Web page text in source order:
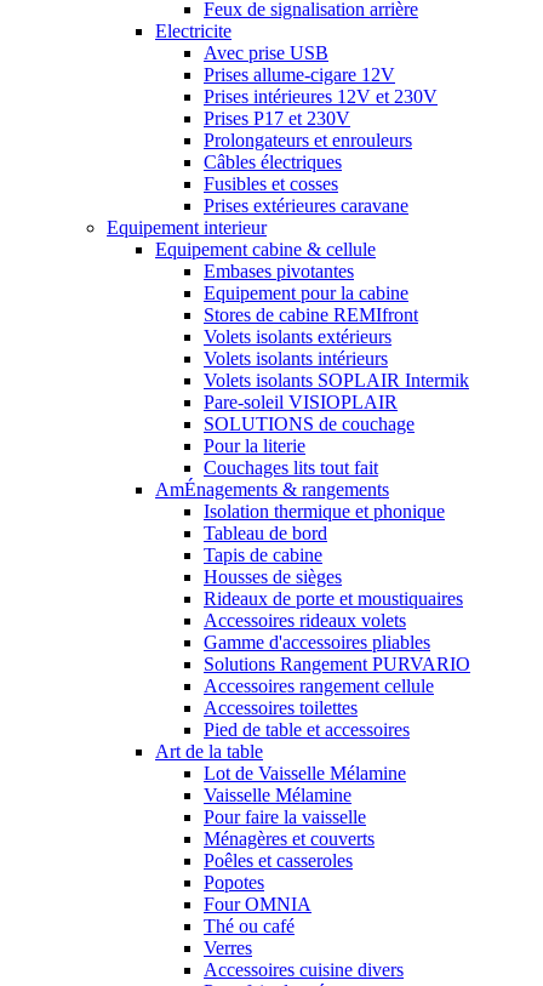
Feux de signalisation arrière
Electricite
Avec prise USB
Prises allume-cigare 12V
Prises intérieures 12V et 230V
Prises P17 et 230V
Prolongateurs et enrouleurs
Câbles électriques
Fusibles et cosses
Prises extérieures caravane
Equipement interieur
Equipement cabine & cellule
Embases pivotantes
Equipement pour la cabine
Stores de cabine REMIfront
Volets isolants extérieurs
Volets isolants intérieurs
Volets isolants SOPLAIR Intermik
Pare-soleil VISIOPLAIR
SOLUTIONS de couchage
Pour la literie
Couchages lits tout fait
AmÉnagements & rangements
Isolation thermique et phonique
Tableau de bord
Tapis de cabine
Housses de sièges
Rideaux de porte et moustiquaires
Accessoires rideaux volets
Gamme d'accessoires pliables
Solutions Rangement PURVARIO
Accessoires rangement cellule
Accessoires toilettes
Pied de table et accessoires
Art de la table
Lot de Vaisselle Mélamine
Vaisselle Mélamine
Pour faire la vaisselle
Ménagères et couverts
Poêles et casseroles
Popotes
Four OMNIA
Thé ou café
Verres
Accessoires cuisine divers